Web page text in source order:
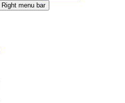
Right menu bar